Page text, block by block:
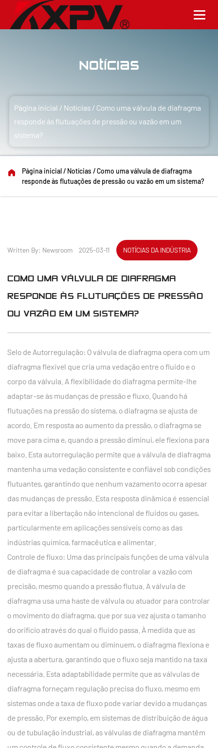
Notícias
Página inicial / Notícias / Como uma válvula de diafragma
responde às flutuações de pressão ou vazão em um
sistema?
Página inicial/ Notícias /Como uma válvula de diafragma
responde às flutuações de pressão ou vazão em um sistema?
Written By: Newsroom 2025-03-11 NOTÍCIAS DA INDÚSTRIA
COMO UMA VÁLVULA DE DIAFRAGMA
RESPONDE ÀS FLUTUAÇÕES DE PRESSÃO
OU VAZÃO EM UM SISTEMA?
Selo de Autorregulação: Oválvula de diafragma opera com um
diafragma flexível que cria uma vedação entre o fluido e o
corpo da válvula. A flexibilidade do diafragma permite-lhe
adaptar-se às mudanças de pressão e fluxo. Quando há
flutuações na pressão do sistema, o diafragma se ajusta de
acordo. Em resposta ao aumento da pressão, o diafragma se
move para cima e, quando a pressão diminui, ele flexiona para
baixo. Esta autorregulação permite que a válvula de diafragma
mantenha uma vedação consistente e confiável sob condições
flutuantes, garantindo que nenhum vazamento ocorra apesar
das mudanças de pressão. Esta resposta dinâmica é essencial
para evitar a libertação não intencional de fluidos ou gases,
particularmente em aplicações sensíveis como as das
indústrias química, farmacêutica e alimentar.
Controle de fluxo: Uma das principais funções de uma válvula
de diafragma é sua capacidade de controlar a vazão com
precisão, mesmo quando a pressão flutua. A válvula de
diafragma usa uma haste de válvula ou atuador para controlar
o movimento do diafragma, que por sua vez ajusta o tamanho
do orifício através do qual o fluido passa. À medida que as
taxas de fluxo aumentam ou diminuem, o diafragma flexiona e
ajusta a abertura, garantindo que o fluxo seja mantido na taxa
necessária. Esta adaptabilidade permite que as válvulas de
diafragma forneçam regulação precisa do fluxo, mesmo em
sistemas onde a taxa de fluxo pode variar devido a mudanças
de pressão. Por exemplo, em sistemas de distribuição de água
ou de tubulação industrial, as válvulas de diafragma mantêm